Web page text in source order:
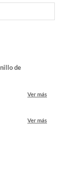
de
Ver más
Ver más